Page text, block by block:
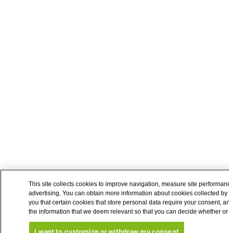
This site collects cookies to improve navigation, measure site
advertising. You can obtain more information about cookies collected
you that certain cookies that store personal data require your consent,
the information that we deem relevant so that you can decide whether